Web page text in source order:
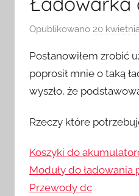
Opublikowano 20
Postanowiłem zrobić
poprosił mnie o taką
wyszło, że
Rzeczy które
Koszyki do
Moduły do ładowania
Przewody dc